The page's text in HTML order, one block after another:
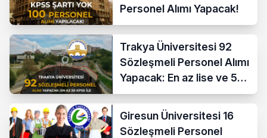
Personel Alımı Yapacak!
Trakya Üniversitesi 92
Sözleşmeli Personel Alımı
Yapacak: En az lise ve 50
KPSS İle
Giresun Üniversitesi 16
Sözleşmeli Personel